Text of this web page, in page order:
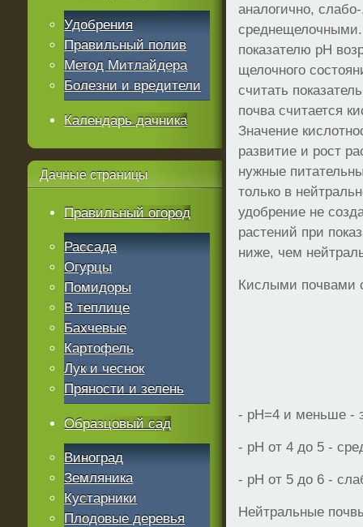
аналогично,
показателю рН
щелочного
считать
почва считается
Значение
развитие и рост
нужные
только в
удобрение не
растений при
ниже, чем
Кислыми почвами
- рН=4 и меньше -
- рН от 4 до 5 -
- рН от 5 до 6 -
Нейтральные
Удобрения
Правильный полив
Метод Митлайдера
Болезни и вредители
Календарь дачника
Дачные страницы
Правильный огород
Рассада
Огурцы
Помидоры
В теплице
Бахчевые
Картофель
Лук и чеснок
Пряности и зелень
Образцовый сад
Виноград
Земляника
Кустарники
Плодовые деревья